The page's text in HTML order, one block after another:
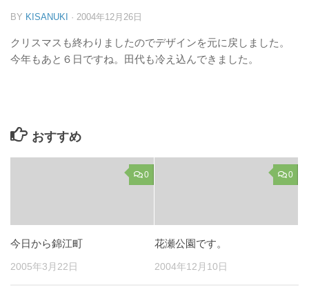
BY KISANUKI · 2004年12月26日
クリスマスも終わりましたのでデザインを元に戻しました。
今年もあと６日ですね。田代も冷え込んできました。
おすすめ
0
今日から錦江町
2005年3月22日
0
花瀬公園です。
2004年12月10日